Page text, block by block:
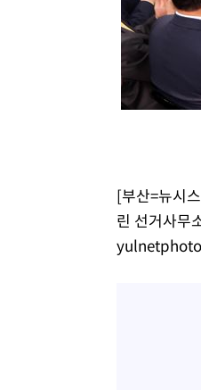
[속보] SKT, 에이닷
[속보]합참 "북, 동해
'낮 최고 39도' 불볕
[속보]7~9일 프로야
"韓 외환시장 개입
[속보]종합특검, 대
[속보]코스닥, 800p
[속보]코스피,
[속보]원·달러 환율,
[부산=뉴시
린 선거사무